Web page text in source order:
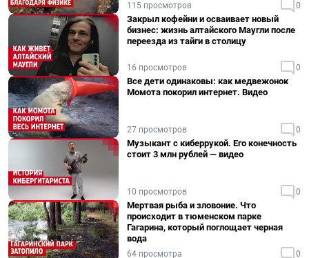
115 просмотров 0
Закрыл кофейни и осваивает новый
бизнес: жизнь алтайского Маугли после
переезда из тайги в столицу
16 просмотров 0
Все дети одинаковы: как медвежонок
Момота покорил интернет. Видео
27 просмотров 0
Музыкант с киберрукой. Его конечность
стоит 3 млн рублей — видео
10 просмотров 0
Мертвая рыба и зловоние. Что
происходит в тюменском парке
Гагарина, который поглощает черная
вода
64 просмотра 0